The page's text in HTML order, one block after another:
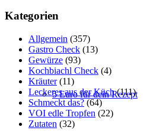
5 Euro für dein Rezept
Kategorien
Allgemein (357)
Gastro Check (13)
Gewürze (93)
Kochbiachl Check (4)
Kräuter(11)
Leckeres aus der Küch(111)
Schmeckt das? (64)
VOI edle Tropfen (22)
Zutaten (32)